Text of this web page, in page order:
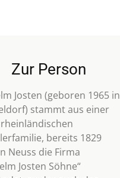
Zur Person
Josten (geboren 1965 in
stammt aus einer
bereits 1829
Neuss die Firma
Josten Söhne“